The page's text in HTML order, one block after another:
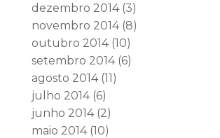
dezembro 2014(3)
novembro 2014(8)
outubro 2014(10)
setembro 2014(6)
agosto 2014(11)
julho 2014(6)
junho 2014(2)
maio 2014(10)